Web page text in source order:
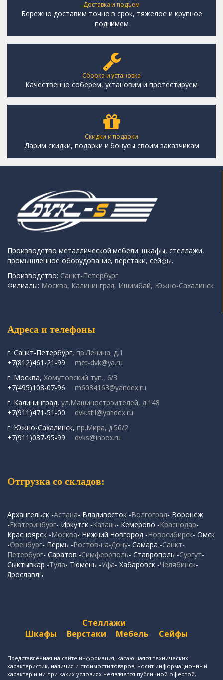
Доставка и подъем
Бережно доставим точно в срок, тяжелое и крупное
поднимем
Сборка и установка
Качественно соберем, установим и протестируем
Скидки и подарки
Дарим скидки, подарки и бонусы своим заказчикам
Производство металлической мебели: шкафы, стеллажи,
промышленное оборудование, верстаки, сейфы.
Производство: Санкт-Петербург
Филиалы: Москва, Калининград, Ишимбай, Южно-Сахалинск
Адреса и телефоны
г. Санкт-Петербург, пр.Ленина, д.1
+7(812)461-21-99
met-dvk@ya.ru
г. Москва, Хомутовский туп., 6/3
+7(495)108-07-96
m6084163@yandex.ru
г. Калининград, ул.Машиностроителей, д.148
+7(911)471-51-00
dvk.stil@yandex.ru
г. Южно-Сахалинск, пр.Мира, д.56/2
+7(911)037-95-99
dvks@inbox.ru
Отгрузка со складов:
Архангельск -Астана- Владивосток -Волгоград- Воронеж
-Екатеринбург- Иркутск -Казань- Кемерово -Краснодар-
Красноярск -Москва- Нижний Новгород -Новосибирск- Омск
-Оренбург- Пермь -Ростов-на-Дону- Самара -Санкт-
Петербург- Саратов -Симферополь- Ставрополь -Сургут-
Сыктывкар -Тула- Тюмень -Уфа- Хабаровск -Челябинск-
Ярославль
Стеллажи
Шкафы
Верстаки Мебель Сейфы
Представленная на сайте информация, касающаяся технических
характеристик, наличия и стоимости товаров, носит информационный
характер и ни при каких условиях не является публичной офертой,